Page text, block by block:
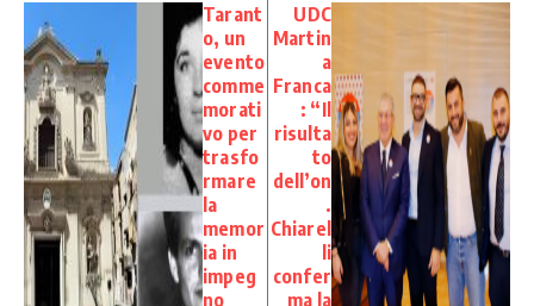
Tarant
o, un
evento
comme
morati
vo per
trasfo
rmare
la
memor
ia in
impeg
no
UDC
Martin
a
Franca
: “Il
risulta
to
dell’on
.
Chiarel
li
confer
ma la